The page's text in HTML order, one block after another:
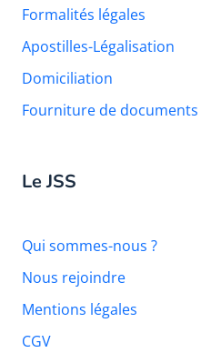
Formalités légales
Apostilles-Légalisation
Domiciliation
Fourniture de documents
Le JSS
Qui sommes-nous ?
Nous rejoindre
Mentions légales
CGV